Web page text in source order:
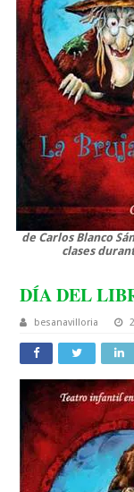
de Carlos Blanco
clases
DÍA DEL
besanavilloria